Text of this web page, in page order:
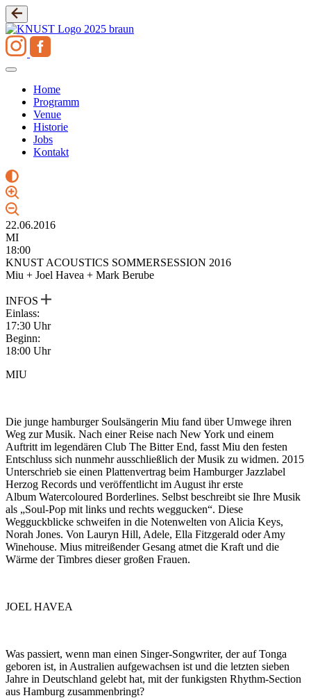
Zum
Inhalt
springen
Home
Programm
Venue
Historie
Jobs
Kontakt
22.06.2016
MI
18:00
KNUST ACOUSTICS SOMMERSESSION 2016
Miu + Joel Havea + Mark Berube
INFOS
Einlass:
17:30 Uhr
Beginn:
18:00 Uhr
MIU
Die junge hamburger Soulsängerin Miu fand über Umwege ihren
Weg zur Musik. Nach einer Reise nach New York und einem
Auftritt im legendären Club The Bitter End, fasst Miu den festen
Entschluss sich nunmehr ausschließlich der Musik zu widmen. 2015
Unterschrieb sie einen Plattenvertrag beim Hamburger Jazzlabel
Herzog Records und veröffentlicht im August ihr erste
Album Watercoloured Borderlines. Selbst beschreibt sie Ihre Musik
als „Soul-Pop mit links und rechts weggucken“. Diese
Wegguckblicke schweifen in die Notenwelten von Alicia Keys,
Norah Jones. Von Lauryn Hill, Adele, Ella Fitzgerald oder Amy
Winehouse. Mius mitreißender Gesang atmet die Kraft und die
Wärme der Timbres dieser großen Frauen.
JOEL HAVEA
Was passiert, wenn man einen Singer-Songwriter, der auf Tonga
geboren ist, in Australien aufgewachsen ist und die letzten sieben
Jahre in Deutschland gelebt hat, mit der funkigsten Rhythm-Section
aus Hamburg zusammenbringt?